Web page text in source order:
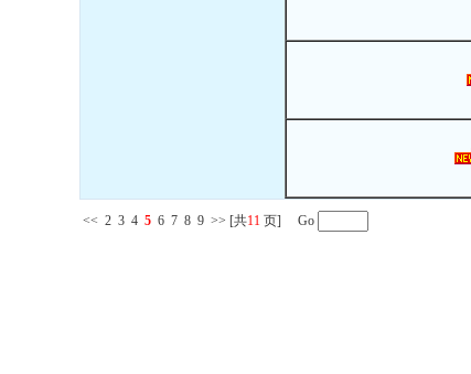
<< 2 3 4 5 6 7 8 9 >> [共11 页] Go